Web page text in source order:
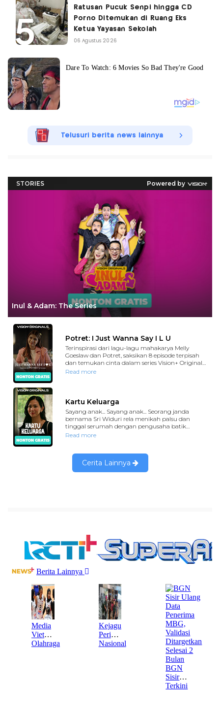
Ratusan Pucuk Senpi hingga CD
Porno Ditemukan di Ruang Eks
Ketua Yayasan Sekolah
06 Agustus 2026
Telusuri berita news lainnya